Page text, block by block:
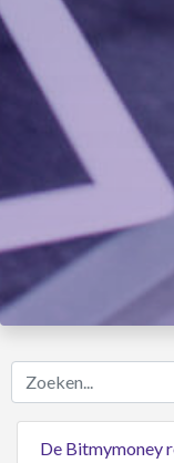
Zoeken...
De Bitmymoney